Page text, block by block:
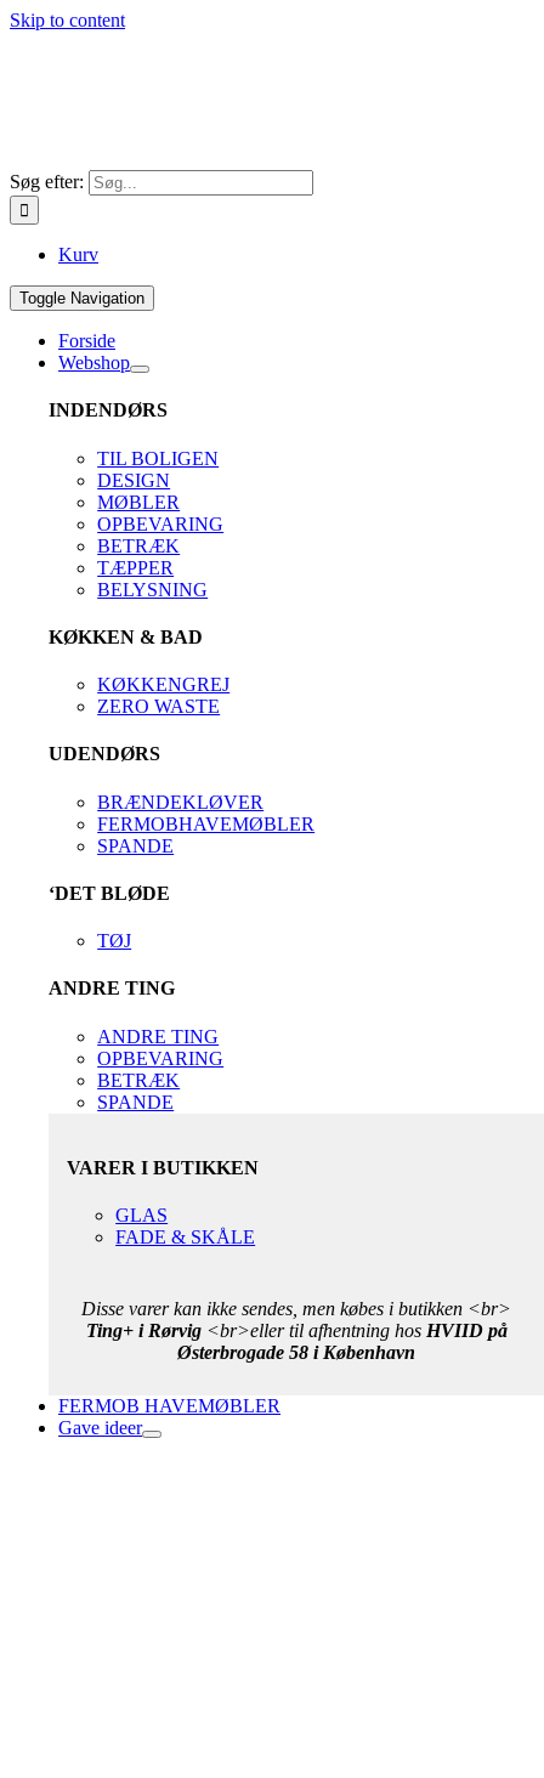
Skip to content
Søg efter:
Kurv
Toggle Navigation
Forside
Webshop
INDENDØRS
TIL BOLIGEN
DESIGN
MØBLER
OPBEVARING
BETRÆK
TÆPPER
BELYSNING
KØKKEN & BAD
KØKKENGREJ
ZERO WASTE
UDENDØRS
BRÆNDEKLØVER
FERMOBHAVEMØBLER
SPANDE
‘DET BLØDE
TØJ
ANDRE TING
ANDRE TING
OPBEVARING
BETRÆK
SPANDE
VARER I BUTIKKEN
GLAS
FADE & SKÅLE
Disse varer kan ikke sendes, men købes i butikken <br>
Ting+ i Rørvig<br>eller til afhentning hos HVIID på
Østerbrogade 58 i København
FERMOB HAVEMØBLER
Gave ideer